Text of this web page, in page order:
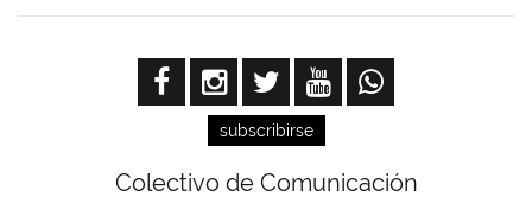
subscribirse
Colectivo de Comunicación